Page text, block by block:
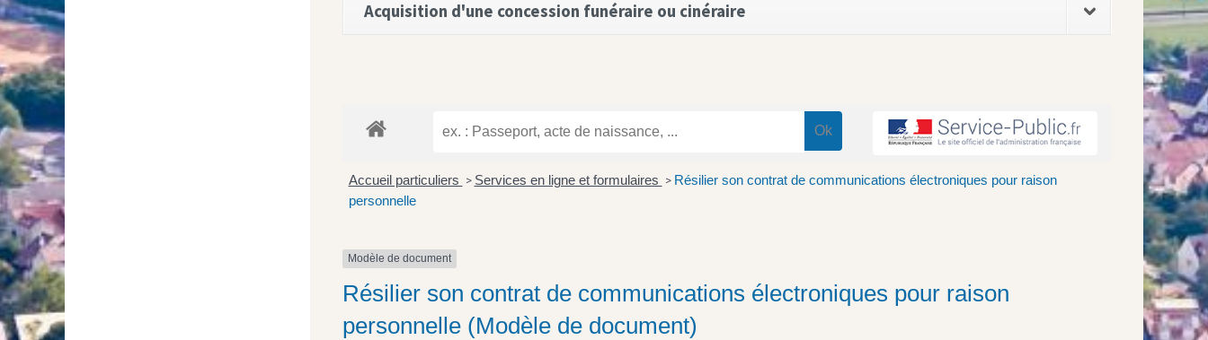
Acquisition d'une concession funéraire ou cinéraire
Accueil particuliers > Services en ligne et formulaires > Résilier son contrat de communications électroniques pour raison
personnelle
Modèle de document
Résilier son contrat de communications électroniques pour raison
personnelle (Modèle de document)